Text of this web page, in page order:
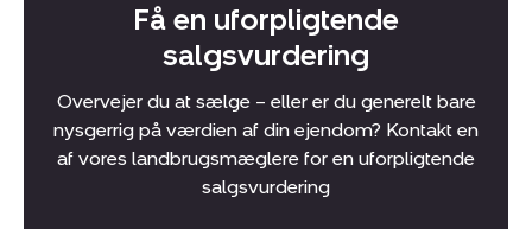
Få en uforpligtende
salgsvurdering
Overvejer du at sælge – eller er du generelt bare
nysgerrig på værdien af din ejendom? Kontakt en
af vores landbrugsmæglere for en uforpligtende
salgsvurdering